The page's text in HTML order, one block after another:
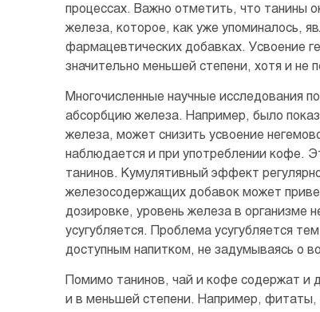
процессах. Важно отметить, что танины
железа, которое, как уже упоминалось,
фармацевтических добавках. Усвоение
значительно меньшей степени, хотя и не
Многочисленные научные исследования
абсорбцию железа. Например, было
железа, может снизить усвоение
наблюдается и при употреблении кофе.
танинов. Кумулятивный эффект
железосодержащих добавок может
дозировке, уровень железа в организме
усугубляется. Проблема усугубляется
доступным напитком, не задумываясь о
Помимо танинов, чай и кофе содержат и
и в меньшей степени. Например, фитаты,